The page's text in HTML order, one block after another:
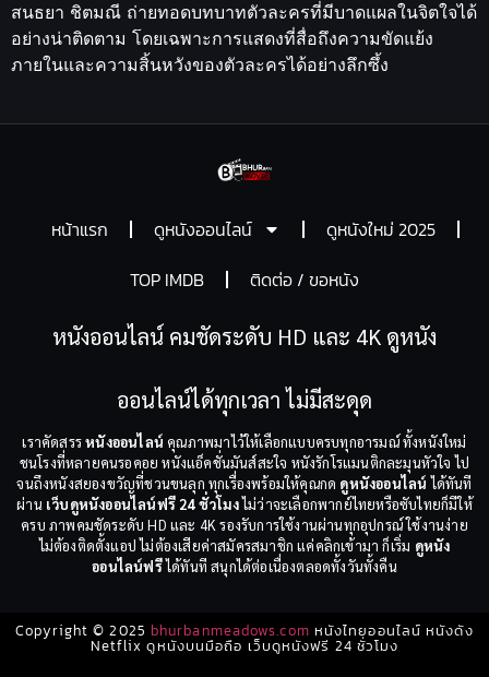
สนธยา ชิตมณี ถ่ายทอดบทบาทตัวละครที่มีบาดแผลในจิตใจได้
อย่างน่าติดตาม โดยเฉพาะการแสดงที่สื่อถึงความขัดแย้ง
ภายในและความสิ้นหวังของตัวละครได้อย่างลึกซึ้ง
หน้าแรก ดูหนังออนไลน์
ดูหนังใหม่ 2025
TOP IMDB
ติดต่อ / ขอหนัง
หนังออนไลน์ คมชัดระดับ HD และ 4K ดูหนัง
ออนไลน์ได้ทุกเวลา ไม่มีสะดุด
เราคัดสรรหนังออนไลน์ คุณภาพมาไว้ให้เลือกแบบครบทุกอารมณ์ ทั้งหนังใหม่
ชนโรงที่หลายคนรอคอย หนังแอ็คชั่นมันส์สะใจ หนังรักโรแมนติกละมุนหัวใจ ไป
จนถึงหนังสยองขวัญที่ชวนขนลุก ทุกเรื่องพร้อมให้คุณกด ดูหนังออนไลน์ ได้ทันที
ผ่าน เว็บดูหนังออนไลน์ฟรี 24 ชั่วโมงไม่ว่าจะเลือกพากย์ไทยหรือซับไทยก็มีให้
ครบ ภาพคมชัดระดับ HD และ 4K รองรับการใช้งานผ่านทุกอุปกรณ์ ใช้งานง่าย
ไม่ต้องติดตั้งแอป ไม่ต้องเสียค่าสมัครสมาชิก แค่คลิกเข้ามา ก็เริ่ม ดูหนัง
ออนไลน์ฟรีได้ทันที สนุกได้ต่อเนื่องตลอดทั้งวันทั้งคืน
Copyright © 2025 bhurbanmeadows.com หนังไทยออนไลน์ หนังดัง
Netflix ดูหนังบนมือถือ เว็บดูหนังฟรี 24 ชั่วโมง